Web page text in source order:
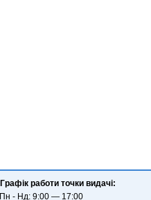
Графік работи точки видачі:
Пн - Нд: 9:00 — 17:00